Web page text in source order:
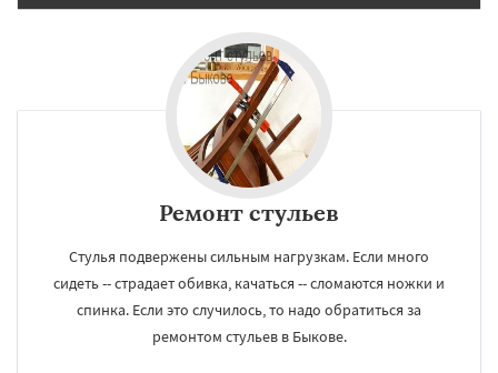
Ремонт стульев
Стулья подвержены сильным нагрузкам. Если много
сидеть -- страдает обивка, качаться -- сломаются ножки и
спинка. Если это случилось, то надо обратиться за
ремонтом стульев в Быкове.